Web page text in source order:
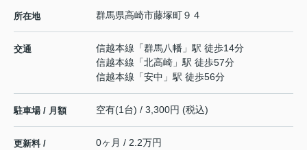
所在地 群馬県高崎市藤塚町９４
交通 信越本線 「群馬八幡 」駅 徒歩14分
信越本線 「北高崎 」駅 徒歩57分
信越本線 「安中 」駅 徒歩56分
駐車場 / 月額 空有(1台) / 3,300円 (税込)
更新料 /
0ヶ月 / 2.2万円